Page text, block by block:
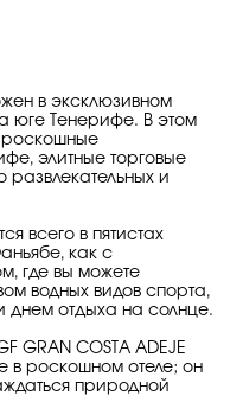
в эксклюзивном
юге Тенерифе. В этом
элитные торговые
и
всего в пятистах
как с
где вы можете
водных видов спорта,
отдыха на солнце.
GRAN COSTA ADEJE
в роскошном отеле; он
природной